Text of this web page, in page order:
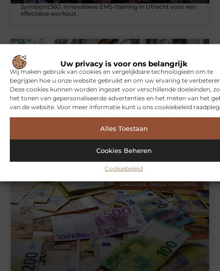
Uw privacy is voor ons belangrijk
Wij maken gebruik van cookies en vergelijkbare technologieën om te
begrijpen hoe u onze website gebruikt en om uw ervaring te
Deze cookies kunnen worden ingezet voor verschillende doeleinden,
het tonen van gepersonaliseerde advertenties en het meten van het
van de website. Voor meer informatie kunt u ons cookiebeleid
Alles Toestaan
Cookies Beheren
Cookiebeleid
Symbiont360: Innovatieve EMS-training in Utrecht voor een
effectieve workout
Hoe je jouw woning in Amsterdam beter beschermt tegen
ZAKELIJKE DIENSTVERLENING